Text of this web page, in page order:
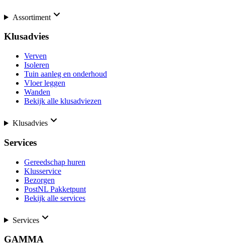
Assortiment
Klusadvies
Verven
Isoleren
Tuin aanleg en onderhoud
Vloer leggen
Wanden
Bekijk alle klusadviezen
Klusadvies
Services
Gereedschap huren
Klusservice
Bezorgen
PostNL Pakketpunt
Bekijk alle services
Services
GAMMA